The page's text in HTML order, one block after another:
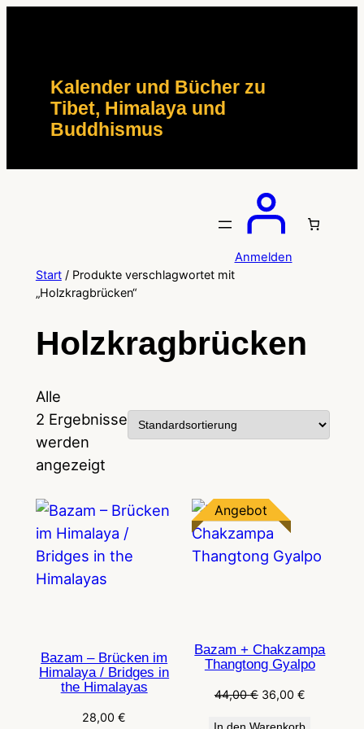
Kalender und Bücher zu
Tibet, Himalaya und
Buddhismus
Anmelden
Start/ Produkte verschlagwortet mit
„Holzkragbrücken“
Holzkragbrücken
Alle
2 Ergebnisse
werden
angezeigt
Bazam – Brücken im
Himalaya / Bridges in
the Himalayas
28,00€
Angebot Produkt
im
Angebot
Bazam + Chakzampa
Thangtong Gyalpo
44,00€ Ursprünglicher
36,00 €Aktueller